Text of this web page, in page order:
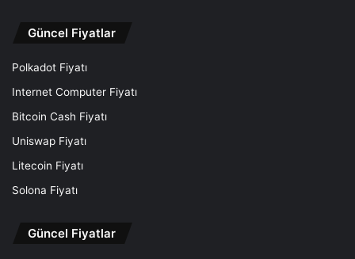
Güncel Fiyatlar
Polkadot Fiyatı
Internet Computer Fiyatı
Bitcoin Cash Fiyatı
Uniswap Fiyatı
Litecoin Fiyatı
Solona Fiyatı
Güncel Fiyatlar